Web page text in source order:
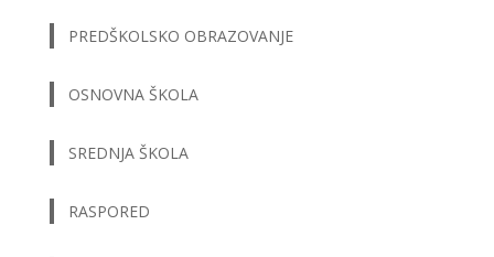
PREDŠKOLSKO OBRAZOVANJE
OSNOVNA ŠKOLA
SREDNJA ŠKOLA
RASPORED